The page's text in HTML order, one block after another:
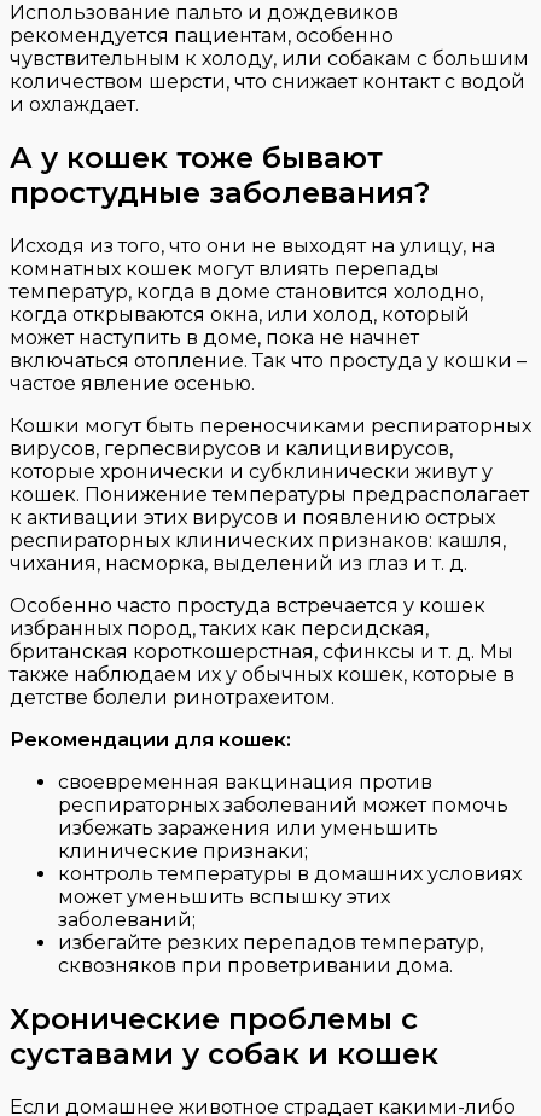
Использование пальто и дождевиков
рекомендуется пациентам, особенно
чувствительным к холоду, или собакам с большим
количеством шерсти, что снижает контакт с водой
и охлаждает.
А у кошек тоже бывают
простудные заболевания?
Исходя из того, что они не выходят на улицу, на
комнатных кошек могут влиять перепады
температур, когда в доме становится холодно,
когда открываются окна, или холод, который
может наступить в доме, пока не начнет
включаться отопление. Так что простуда у кошки –
частое явление осенью.
Кошки могут быть переносчиками респираторных
вирусов, герпесвирусов и калицивирусов,
которые хронически и субклинически живут у
кошек. Понижение температуры предрасполагает
к активации этих вирусов и появлению острых
респираторных клинических признаков: кашля,
чихания, насморка, выделений из глаз и т. д.
Особенно часто простуда встречается у кошек
избранных пород, таких как персидская,
британская короткошерстная, сфинксы и т. д. Мы
также наблюдаем их у обычных кошек, которые в
детстве болели ринотрахеитом.
Рекомендации для кошек:
своевременная вакцинация против
респираторных заболеваний может помочь
избежать заражения или уменьшить
клинические признаки;
контроль температуры в домашних условиях
может уменьшить вспышку этих
заболеваний;
избегайте резких перепадов температур,
сквозняков при проветривании дома.
Хронические проблемы с
суставами у собак и кошек
Если домашнее животное страдает какими-либо